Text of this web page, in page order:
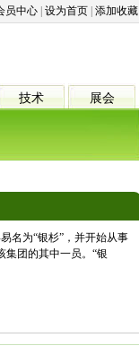
员中心 设为首页 添加收藏
技术 展会
名为“银杉”，并开始从事
集团的其中一员。“银